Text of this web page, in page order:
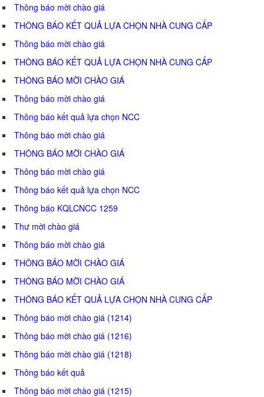
Thông báo mời chào giá
THÔNG BÁO KẾT QUẢ LỰA CHỌN NHÀ CUNG CẤP
Thông báo mời chào giá
THÔNG BÁO KẾT QUẢ LỰA CHỌN NHÀ CUNG CẤP
THÔNG BÁO MỜI CHÀO GIÁ
Thông báo mời chào giá
Thông báo kết quả lựa chọn NCC
Thông báo mời chào giá
THÔNG BÁO MỜI CHÀO GIÁ
Thông báo mời chào giá
Thông báo kết quả lựa chọn NCC
Thông báo KQLCNCC 1259
Thư mời chào giá
Thông báo mời chào giá
THÔNG BÁO MỜI CHÀO GIÁ
THÔNG BÁO MỜI CHÀO GIÁ
THÔNG BÁO KẾT QUẢ LỰA CHỌN NHÀ CUNG CẤP
Thông báo mời chào giá (1214)
Thông báo mời chào giá (1216)
Thông báo mời chào giá (1218)
Thông báo kết quả
Thông báo mời chào giá (1215)